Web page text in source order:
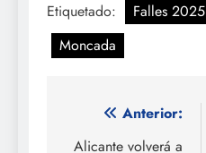
Etiquetado: Falles 2025
Moncada
Navegación
Anterior:
Alicante volverá a